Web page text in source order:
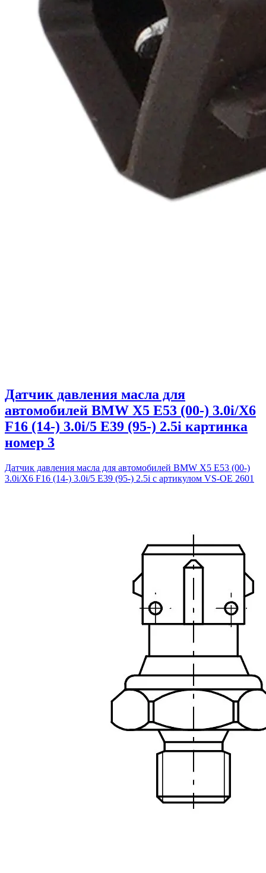
Датчик давления масла для
автомобилей BMW X5 E53 (00-) 3.0i/X6
F16 (14-) 3.0i/5 E39 (95-) 2.5i картинка
номер 3
Датчик давления масла для автомобилей BMW X5 E53 (00-)
3.0i/X6 F16 (14-) 3.0i/5 E39 (95-) 2.5i с артикулом VS-OE 2601